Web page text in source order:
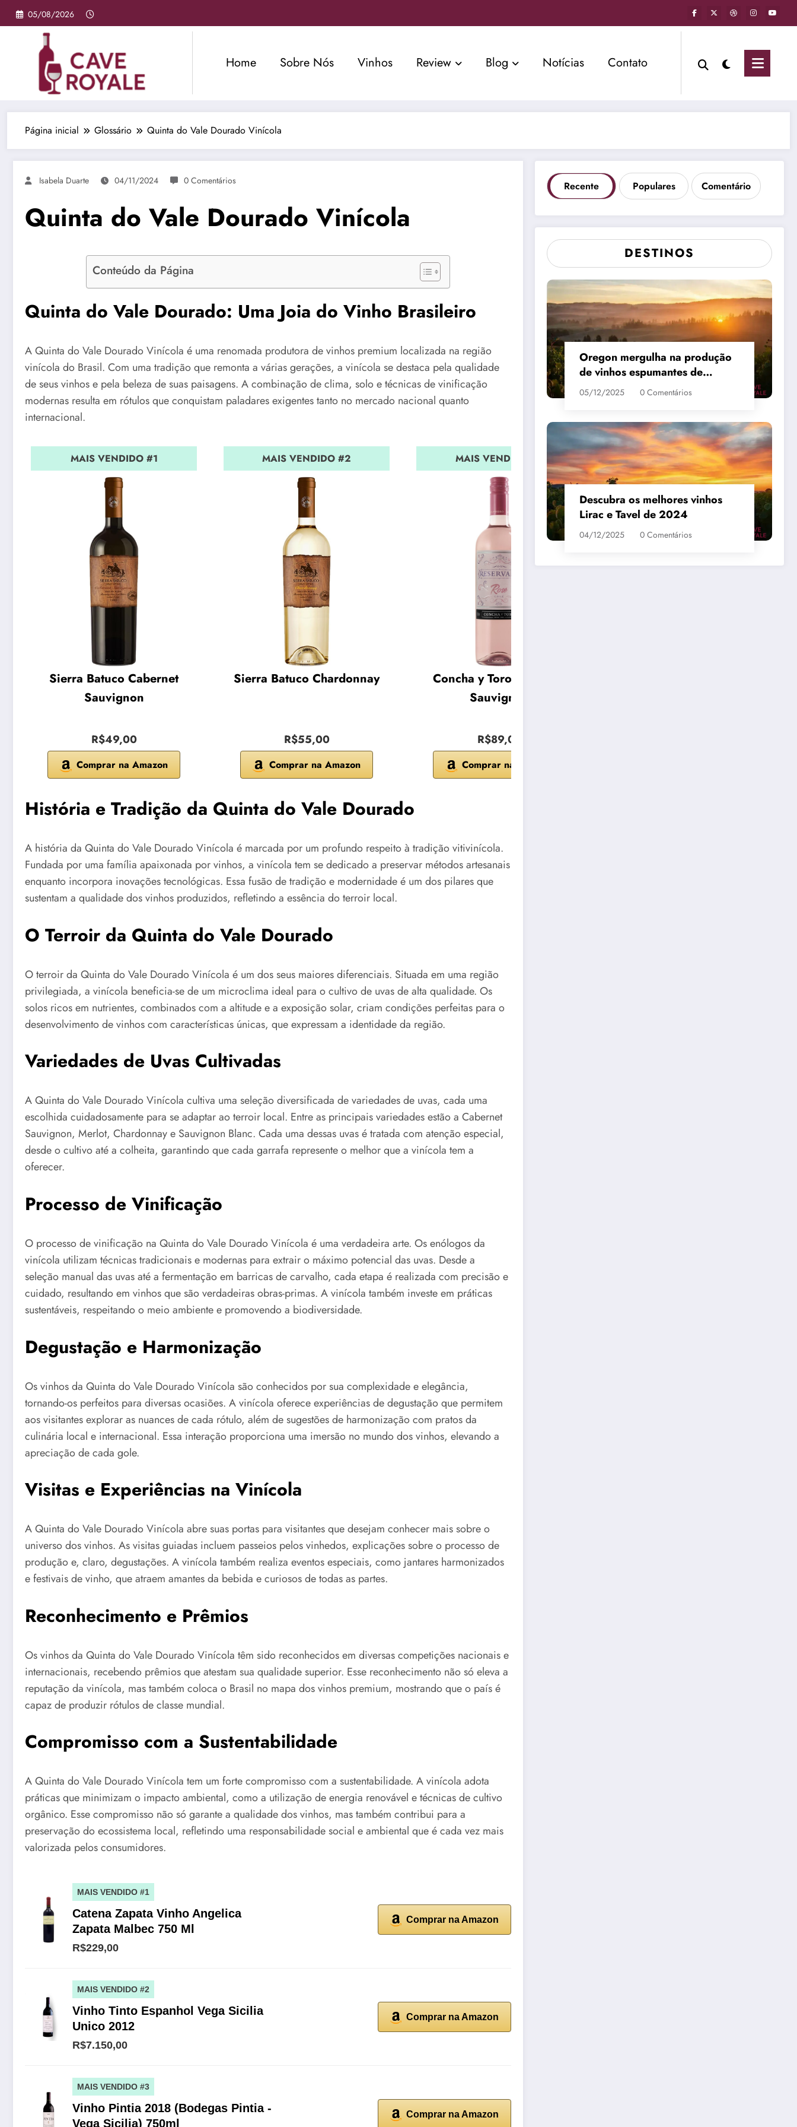
Pular
para
05/08/2026
Home Sobre Nós Vinhos Review Blog Notícias Contato
Página inicial Glossário Quinta do Vale Dourado Vinícola
Isabela Duarte 04/11/2024 0 Comentários
Quinta do Vale Dourado Vinícola
Conteúdo da Página
Quinta do Vale Dourado: Uma Joia do Vinho Brasileiro
A Quinta do Vale Dourado Vinícola é uma renomada produtora de vinhos premium localizada na região
vinícola do Brasil. Com uma tradição que remonta a várias gerações, a vinícola se destaca pela qualidade
de seus vinhos e pela beleza de suas paisagens. A combinação de clima, solo e técnicas de vinificação
modernas resulta em rótulos que conquistam paladares exigentes tanto no mercado nacional quanto
internacional.
MAIS VENDIDO #1
Sierra Batuco Cabernet
Sauvignon
R$49,00
Comprar na Amazon
MAIS VENDIDO #2
Sierra Batuco Chardonnay
R$55,00
Comprar na Amazon
MAIS VENDIDO #3
Concha y Toro Cabernet
Sauvignon
R$89,00
Comprar na Amazon
MAIS VENDIDO #4
História e Tradição da Quinta do Vale Dourado
A história da Quinta do Vale Dourado Vinícola é marcada por um profundo respeito à tradição vitivinícola.
Fundada por uma família apaixonada por vinhos, a vinícola tem se dedicado a preservar métodos artesanais
enquanto incorpora inovações tecnológicas. Essa fusão de tradição e modernidade é um dos pilares que
sustentam a qualidade dos vinhos produzidos, refletindo a essência do terroir local.
O Terroir da Quinta do Vale Dourado
O terroir da Quinta do Vale Dourado Vinícola é um dos seus maiores diferenciais. Situada em uma região
privilegiada, a vinícola beneficia-se de um microclima ideal para o cultivo de uvas de alta qualidade. Os
solos ricos em nutrientes, combinados com a altitude e a exposição solar, criam condições perfeitas para o
desenvolvimento de vinhos com características únicas, que expressam a identidade da região.
Variedades de Uvas Cultivadas
A Quinta do Vale Dourado Vinícola cultiva uma seleção diversificada de variedades de uvas, cada uma
escolhida cuidadosamente para se adaptar ao terroir local. Entre as principais variedades estão a Cabernet
Sauvignon, Merlot, Chardonnay e Sauvignon Blanc. Cada uma dessas uvas é tratada com atenção especial,
desde o cultivo até a colheita, garantindo que cada garrafa represente o melhor que a vinícola tem a
oferecer.
Processo de Vinificação
O processo de vinificação na Quinta do Vale Dourado Vinícola é uma verdadeira arte. Os enólogos da
vinícola utilizam técnicas tradicionais e modernas para extrair o máximo potencial das uvas. Desde a
seleção manual das uvas até a fermentação em barricas de carvalho, cada etapa é realizada com precisão e
cuidado, resultando em vinhos que são verdadeiras obras-primas. A vinícola também investe em práticas
sustentáveis, respeitando o meio ambiente e promovendo a biodiversidade.
Degustação e Harmonização
Os vinhos da Quinta do Vale Dourado Vinícola são conhecidos por sua complexidade e elegância,
tornando-os perfeitos para diversas ocasiões. A vinícola oferece experiências de degustação que permitem
aos visitantes explorar as nuances de cada rótulo, além de sugestões de harmonização com pratos da
culinária local e internacional. Essa interação proporciona uma imersão no mundo dos vinhos, elevando a
apreciação de cada gole.
Visitas e Experiências na Vinícola
A Quinta do Vale Dourado Vinícola abre suas portas para visitantes que desejam conhecer mais sobre o
universo dos vinhos. As visitas guiadas incluem passeios pelos vinhedos, explicações sobre o processo de
produção e, claro, degustações. A vinícola também realiza eventos especiais, como jantares harmonizados
e festivais de vinho, que atraem amantes da bebida e curiosos de todas as partes.
Reconhecimento e Prêmios
Os vinhos da Quinta do Vale Dourado Vinícola têm sido reconhecidos em diversas competições nacionais e
internacionais, recebendo prêmios que atestam sua qualidade superior. Esse reconhecimento não só eleva a
reputação da vinícola, mas também coloca o Brasil no mapa dos vinhos premium, mostrando que o país é
capaz de produzir rótulos de classe mundial.
Compromisso com a Sustentabilidade
A Quinta do Vale Dourado Vinícola tem um forte compromisso com a sustentabilidade. A vinícola adota
práticas que minimizam o impacto ambiental, como a utilização de energia renovável e técnicas de cultivo
orgânico. Esse compromisso não só garante a qualidade dos vinhos, mas também contribui para a
preservação do ecossistema local, refletindo uma responsabilidade social e ambiental que é cada vez mais
valorizada pelos consumidores.
MAIS VENDIDO #1
Catena Zapata Vinho Angelica
Zapata Malbec 750 Ml
R$229,00
Comprar na Amazon
MAIS VENDIDO #2
Vinho Tinto Espanhol Vega Sicilia
Unico 2012
R$7.150,00
Comprar na Amazon
MAIS VENDIDO #3
Vinho Pintia 2018 (Bodegas Pintia -
Vega Sicilia) 750ml
Comprar na Amazon
Recente Populares Comentário
DESTINOS
Oregon mergulha na produção
de vinhos espumantes de
qualidade
05/12/2025 0 Comentários
Descubra os melhores vinhos
Lirac e Tavel de 2024
04/12/2025 0 Comentários